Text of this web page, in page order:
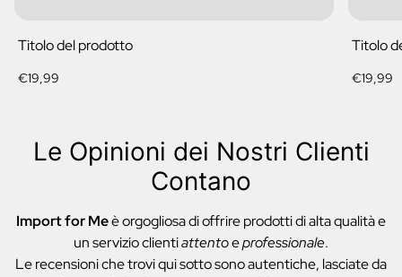
Titolo del prodotto
Prezzo
€19,99
Titolo
Prezzo
€19,99
Le Opinioni dei Nostri Clienti
Contano
Import for Meè orgogliosa di offrire prodotti di alta qualità e
un servizio clientiattentoeprofessionale.
Le recensioni che trovi qui sotto sono autentiche, lasciate da